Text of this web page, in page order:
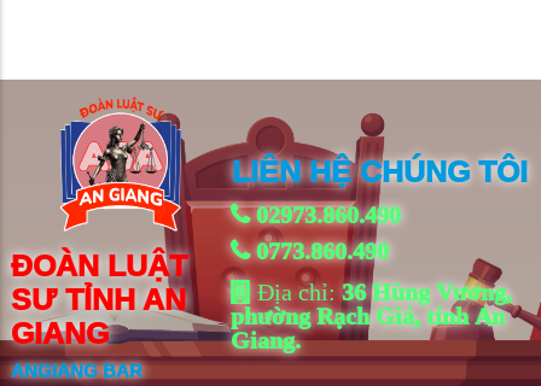
ĐOÀN LUẬT
SƯ TỈNH AN
GIANG
ANGIANG BAR
LIÊN HỆ CHÚNG TÔI
02973.860.490
0773.860.490
Địa chỉ: 36 Hùng Vương,
phường Rạch Giá, tỉnh An
Giang.